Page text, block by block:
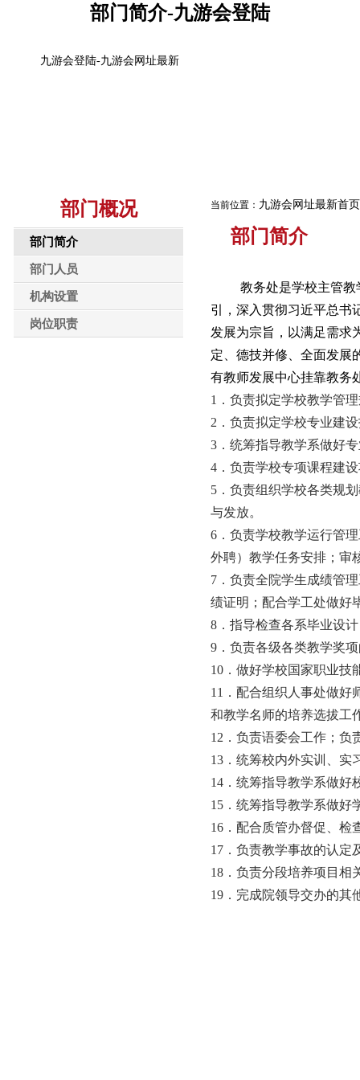
部门简介-九游会登陆
九游会登陆-九游会网址最新
部门概况
部门简介
部门人员
机构设置
岗位职责
当前位置： 九游会网址最新首页
部门简介
教务处是学校主管
引，深入贯彻习近平总书
发展为宗旨，以满足需求
定、德技并修、全面发展
有教师发展中心挂靠教务
1 ．负责拟定学校教学管
2 ．负责拟定学校专业建
3 ．统筹指导教学系做好
4 ．负责学校专项课程建
5 ．负责组织学校各类规
与发放。
6 ．负责学校教学运行管
外聘）教学任务安排；审
7 ．负责全院学生成绩管
绩证明；配合学工处做好
8 ．指导检查各系毕业设
9 ．负责各级各类教学奖
10 ．做好学校国家职业
11 ．配合组织人事处做
和教学名师的培养选拔工
12 ．负责语委会工作；
13 ．统筹校内外实训、
14 ．统筹指导教学系做
15 ．统筹指导教学系做
16 ．配合质管办督促、
17 ．负责教学事故的认定
18 ．负责分段培养项目相
19 ．完成院领导交办的其